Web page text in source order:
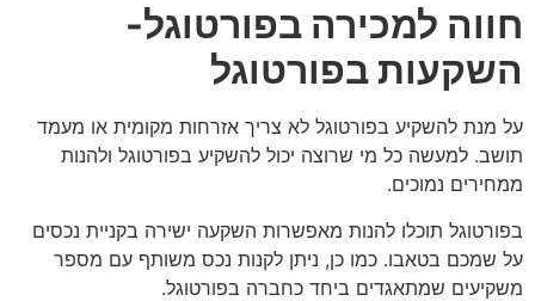
חווה למכירה בפורטוגל-
השקעות בפורטוגל
על מנת להשקיע בפורטוגל לא צריך אזרחות מקומית או מעמד
תושב. למעשה כל מי שרוצה יכול להשקיע בפורטוגל ולהנות
ממחירים נמוכים.
בפורטוגל תוכלו להנות מאפשרות השקעה ישירה בקניית נכסים
על שמכם בטאבו. כמו כן, ניתן לקנות נכס משותף עם מספר
משקיעים שמתאגדים ביחד כחברה בפורטוגל.